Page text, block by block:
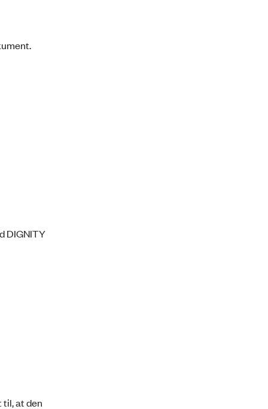
DIGNITY
til, at den